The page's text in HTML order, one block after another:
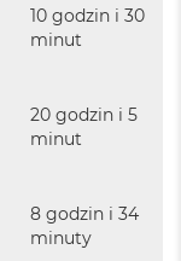
10 godzin i 30
minut
20 godzin i 5
minut
8 godzin i 34
minuty